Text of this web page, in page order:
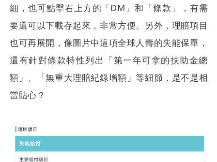
細，也可點擊右上方的「DM」和「條款」，有需
要還可以下載存起來，非常方便。另外，理賠項目
也可再展開，像圖片中這項全球人壽的失能保單，
還有針對條款特性列出「第一年可拿的扶助金總
額」、「無重大理賠紀錄增額」等細節，是不是相
當貼心？